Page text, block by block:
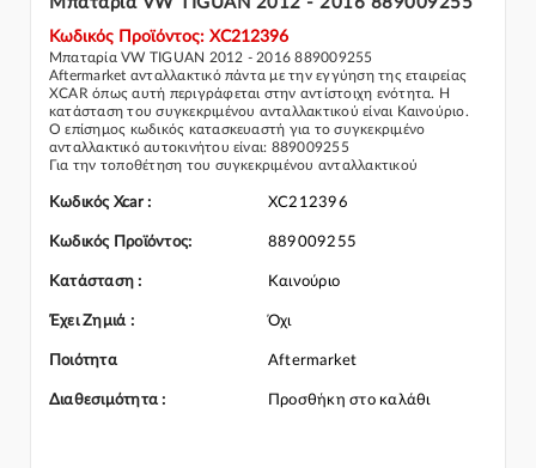
Κωδικός Προϊόντος: XC212396
Μπαταρία VW TIGUAN 2012 - 2016 889009255
Aftermarket ανταλλακτικό πάντα με την εγγύηση της εταιρείας
XCAR όπως αυτή περιγράφεται στην αντίστοιχη ενότητα. Η
κατάσταση του συγκεκριμένου ανταλλακτικού είναι Καινούριο.
Ο επίσημος κωδικός κατασκευαστή για το συγκεκριμένο
ανταλλακτικό αυτοκινήτου είναι: 889009255
Για την τοποθέτηση του συγκεκριμένου ανταλλακτικού
Σε περίπτωση που δεν γνωρίζεται αν το συγκεκριμένο
επικοινωνήσετε μαζί μας και θα σας κατατοπίσουμε πλήρως
καθώς διαθέτουμε πλούσια γκάμα από Μπαταρία και γενικότερα
για την κατηγορία Ηλεκτρικά-Ηλεκτρονικά
Κωδικός Xcar : XC212396
Κωδικός Προϊόντος: 889009255
Κατάσταση : Καινούριο
Έχει Ζημιά : Όχι
Ποιότητα Aftermarket
Διαθεσιμότητα : Προσθήκη στο καλάθι